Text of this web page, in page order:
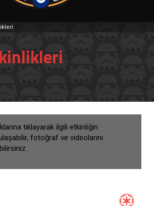
tıklayarak ilgili etkinliğin
fotoğraf ve videolarını